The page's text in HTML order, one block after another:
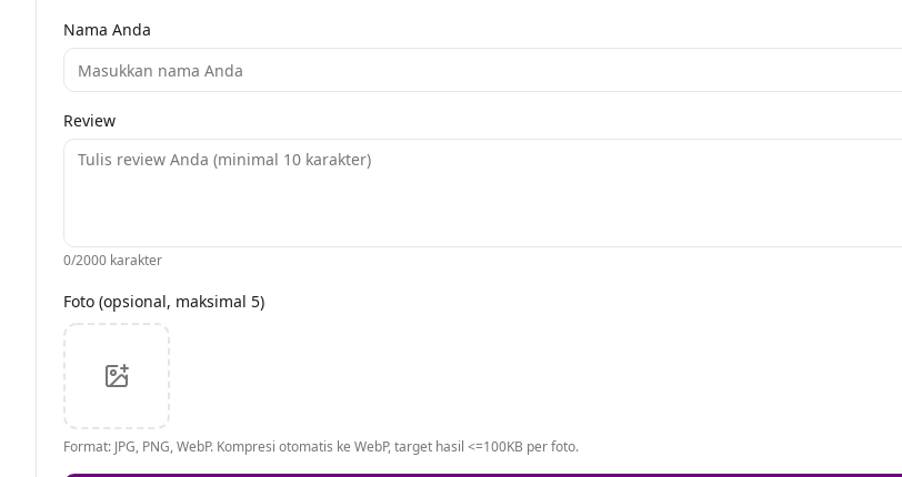
Nama Anda
Review
0/2000 karakter
Foto (opsional, maksimal 5)
Format: JPG, PNG, WebP. Kompresi otomatis ke WebP, target hasil <=100KB per foto.